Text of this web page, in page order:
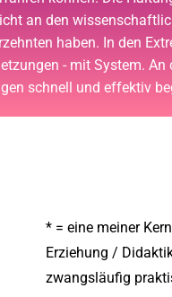
an den
haben. In den
- mit System.
schnell und effektiv
* = eine meiner
Erziehung /
zwangsläufig